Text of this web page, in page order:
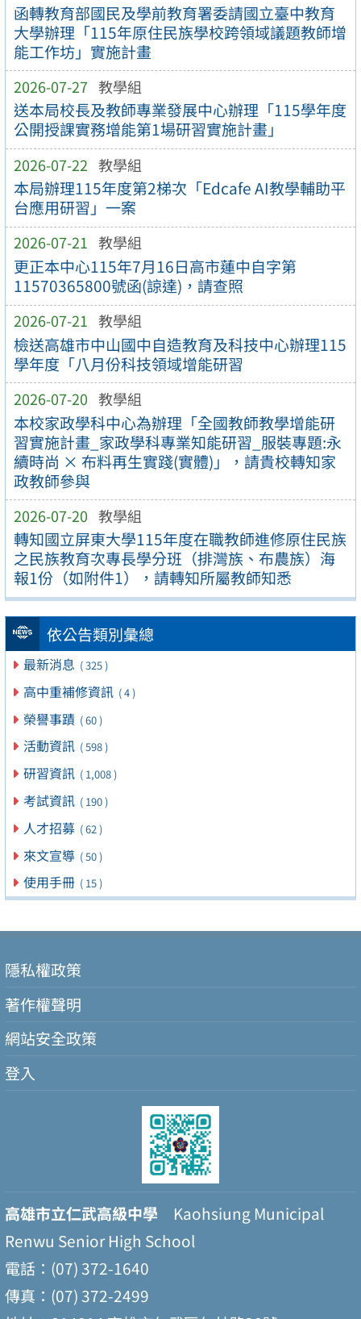
函轉教育部國民及學前教育署委請國立臺中教育
大學辦理「115年原住民族學校跨領域議題教師增
能工作坊」實施計畫
2026-07-27 教學組
送本局校長及教師專業發展中心辦理「115學年度
公開授課實務增能第1場研習實施計畫」
2026-07-22 教學組
本局辦理115年度第2梯次「Edcafe AI教學輔助平
台應用研習」一案
2026-07-21 教學組
更正本中心115年7月16日高市蓮中自字第
11570365800號函(諒達)，請查照
2026-07-21 教學組
檢送高雄市中山國中自造教育及科技中心辦理115
學年度「八月份科技領域增能研習
2026-07-20 教學組
本校家政學科中心為辦理「全國教師教學增能研
習實施計畫_家政學科專業知能研習_服裝專題:永
續時尚 × 布料再生實踐(實體)」，請貴校轉知家
政教師參與
2026-07-20 教學組
轉知國立屏東大學115年度在職教師進修原住民族
之民族教育次專長學分班（排灣族、布農族）海
報1份（如附件1），請轉知所屬教師知悉
依公告類別彙總
最新消息 ( 325 )
高中重補修資訊 ( 4 )
榮譽事蹟 ( 60 )
活動資訊 ( 598 )
研習資訊 ( 1,008 )
考試資訊 ( 190 )
人才招募 ( 62 )
來文宣導 ( 50 )
使用手冊 ( 15 )
隱私權政策
著作權聲明
網站安全政策
登入
高雄市立仁武高級中學 Kaohsiung Municipal
Renwu Senior High School
電話：(07) 372-1640
傳真：(07) 372-2499